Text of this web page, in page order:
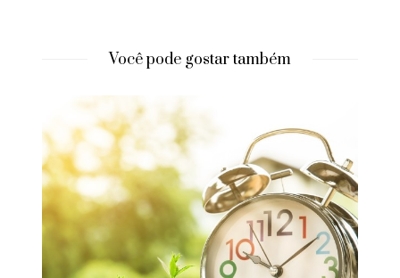
Você pode gostar também